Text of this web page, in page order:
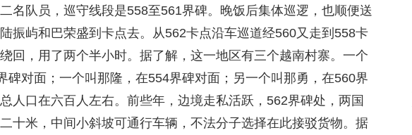
名队员，巡守线段是558至561界碑。晚饭后集体巡逻，也顺便送
振屿和巴荣盛到卡点去。从562卡点沿车巡道经560又走到558卡
回，用了两个半小时。据了解，这一地区有三个越南村寨。一个
碑对面；一个叫那隆，在554界碑对面；另一个叫那勇，在560界
人口在六百人左右。前些年，边境走私活跃，562界碑处，两国
十米，中间小斜坡可通行车辆，不法分子选择在此接驳货物。据